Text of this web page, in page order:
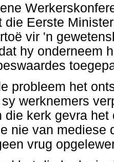
die Eerste
vir 'n
hy onderneem
probleem het
werknemers
die kerk gevra
nie van mediese
vrug